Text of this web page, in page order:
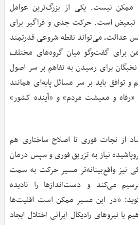
ممکن نیست. یکی از بزرگ‌ترین عوامل
تبعیض است. حرکت جدی و فراگیر برای
حس عدالت، می‌تواند نقطه شروعی قدرتمند
برای گفت‌وگو میان گروه‌های مختلف
نخبگان برای رسیدن به تفاهم بر سر اصول
و توافق باید بر سر مسائل پایه‌ای همانند
و معیشت مردم» و «آینده کشور»
از نجات فوری تا اصلاح ساختاری هم
نیاز به تزریق فوری و سپس درمان
نیز واقع‌بینانه‌تر مسیر حرکت به سمت
می‌کند و دست‌اندازها را نادیده
«در این مسیر ممکن است اقلیت‌ها
یا نیروهای رادیکال ایرانی اختلال ایجاد